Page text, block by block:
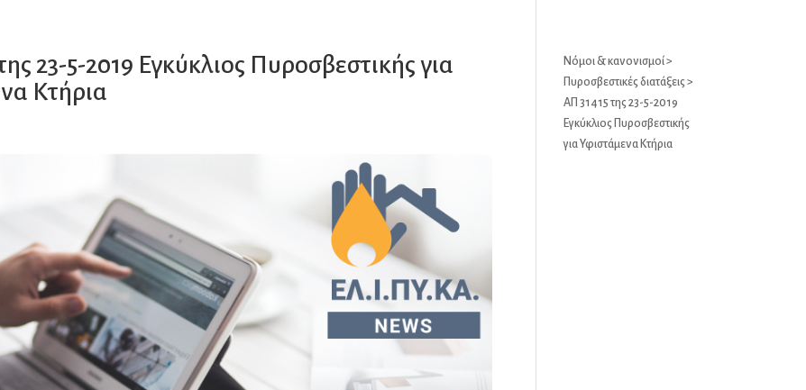
23-5-2019 Εγκύκλιος Πυροσβεστικής για
Κτήρια
Νόμοι & κανονισμοί>
Πυροσβεστικές διατάξεις>
ΑΠ 31415 της 23-5-2019
Εγκύκλιος Πυροσβεστικής
για Υφιστάμενα Κτήρια